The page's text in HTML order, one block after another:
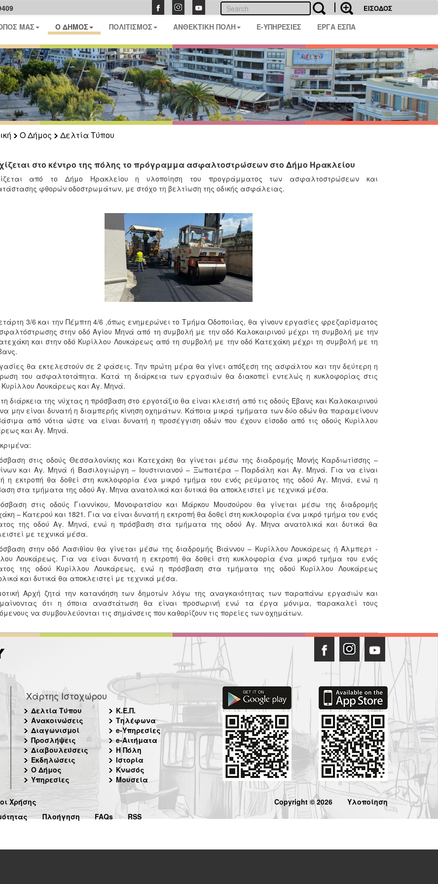
ΕΙΣΟΔΟΣ
ΜΑΣ Ο ΔΗΜΟΣ ΠΟΛΙΤΙΣΜΟΣ ΑΝΘΕΚΤΙΚΗ ΠΟΛΗ E-ΥΠΗΡΕΣΙΕΣ ΕΡΓΑ ΕΣΠΑ
Ο Δήμος
Δελτία Τύπου
στο κέντρο της πόλης το πρόγραμμα ασφαλτοστρώσεων στο Δήμο Ηρακλείου
από το Δήμο Ηρακλείου η υλοποίηση του προγράμματος των ασφαλτοστρώσεων και
φθορών οδοστρωμάτων, με στόχο τη βελτίωση της οδικής ασφάλειας.
3/6 και την Πέμπτη 4/6 ,όπως ενημερώνει το Τμήμα Οδοποιίας, θα γίνουν εργασίες φρεζαρίσματος
στην οδό Αγίου Μηνά από τη συμβολή με την οδό Καλοκαιρινού μέχρι τη συμβολή με την
και στην οδό Κυρίλλου Λουκάρεως από τη συμβολή με την οδό Κατεχάκη μέχρι τη συμβολή με τη
θα εκτελεστούν σε 2 φάσεις. Την πρώτη μέρα θα γίνει απόξεση της ασφάλτου και την δεύτερη η
του ασφαλτοτάπητα. Κατά τη διάρκεια των εργασιών θα διακοπεί εντελώς η κυκλοφορίας στις
Κυρίλλου Λουκάρεως και Αγ. Μηνά.
διάρκεια της νύχτας η πρόσβαση στο εργοτάξιο θα είναι κλειστή από τις οδούς Έβανς και Καλοκαιρινού
μην είναι δυνατή η διαμπερής κίνηση οχημάτων. Κάποια μικρά τμήματα των δύο οδών θα παραμείνουν
από νότια ώστε να είναι δυνατή η προσέγγιση οδών που έχουν είσοδο από τις οδούς Κυρίλλου
και Αγ. Μηνά.
στις οδούς Θεσσαλονίκης και Κατεχάκη θα γίνεται μέσω της διαδρομής Μονής Καρδιωτίσσης –
και Αγ. Μηνά ή Βασιλογιώργη – Ιουστινιανού – Ξωπατέρα – Παρδάλη και Αγ. Μηνά. Για να είναι
η εκτροπή θα δοθεί στη κυκλοφορία ένα μικρό τμήμα του ενός ρεύματος της οδού Αγ. Μηνά, ενώ η
στα τμήματα της οδού Αγ. Μηνα ανατολικά και δυτικά θα αποκλειστεί με τεχνικά μέσα.
στις οδούς Γιαννίκου, Μονοφατσίου και Μάρκου Μουσούρου θα γίνεται μέσω της διαδρομής
– Κατερού και 1821. Για να είναι δυνατή η εκτροπή θα δοθεί στη κυκλοφορία ένα μικρό τμήμα του ενός
της οδού Αγ. Μηνά, ενώ η πρόσβαση στα τμήματα της οδού Αγ. Μηνα ανατολικά και δυτικά θα
με τεχνικά μέσα.
στην οδό Λασιθίου θα γίνεται μέσω της διαδρομής Βιάννου – Κυρίλλου Λουκάρεως ή Άλμπερτ -
Λουκάρεως. Για να είναι δυνατή η εκτροπή θα δοθεί στη κυκλοφορία ένα μικρό τμήμα του ενός
της οδού Κυρίλλου Λουκάρεως, ενώ η πρόσβαση στα τμήματα της οδού Κυρίλλου Λουκάρεως
και δυτικά θα αποκλειστεί με τεχνικά μέσα.
Αρχή ζητά την κατανόηση των δημοτών λόγω της αναγκαιότητας των παραπάνω εργασιών και
ότι η όποια αναστάτωση θα είναι προσωρινή ενώ τα έργα μόνιμα, παρακαλεί τους
να συμβουλεύονται τις σημάνσεις που καθορίζουν τις πορείες των οχημάτων.
Χάρτης Ιστοχώρου
Δελτία Τύπου
Ανακοινώσεις
Διαγωνισμοί
Προσλήψεις
Διαβουλεύσεις
Εκδηλώσεις
Ο Δήμος
Υπηρεσίες
Κ.Ε.Π.
Τηλέφωνα
e-Υπηρεσίες
e-Αιτήματα
Η Πόλη
Ιστορία
Κνωσός
Μουσεία
Χρήσης
Πλοήγηση FAQs RSS
Copyright © 2026 Υλοποίηση